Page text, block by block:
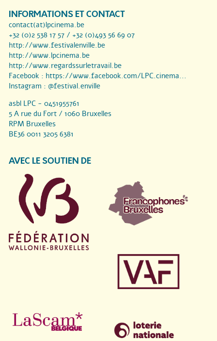
INFORMATIONS ET CONTACT
contact(at)lpcinema.be
+32 (0)2 538 17 57 / +32 (0)493 56 69 07
http://www.festivalenville.be
http://www.lpcinema.be
http://www.regardssurletravail.be
Facebook : https://www.facebook.com/LPC.cinema...
Instagram : @festival.enville
asbl LPC - 0451955761
5 A rue du Fort / 1060 Bruxelles
RPM Bruxelles
BE36 0011 3205 6381
AVEC LE SOUTIEN DE